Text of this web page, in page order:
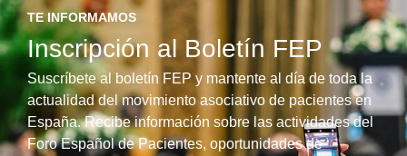
TE INFORMAMOS
Inscripción al Boletín FEP
Suscríbete al boletín FEP y mantente al día de toda la
actualidad del movimiento asociativo de pacientes en
España. Recibe información sobre las actividades del
Foro Español de Pacientes, oportunidades de